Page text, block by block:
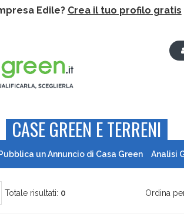
Edile? Crea il tuo profilo gratis
CASE GREEN E TERRENI
Pubblica un Annuncio di Casa Green Analisi
Totale risultati: 0 Ordina